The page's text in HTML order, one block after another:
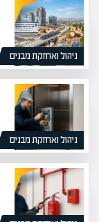
ניהול ואחזקת מבנים
ניהול ואחזקת מבנים